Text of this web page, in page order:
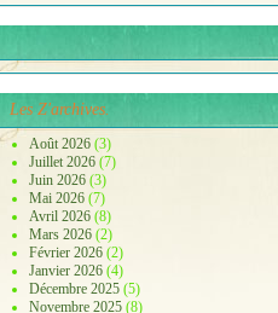
Les Z'archives.
Août 2026 (3)
Juillet 2026 (7)
Juin 2026 (3)
Mai 2026 (7)
Avril 2026 (8)
Mars 2026 (2)
Février 2026 (2)
Janvier 2026 (4)
Décembre 2025 (5)
Novembre 2025 (8)